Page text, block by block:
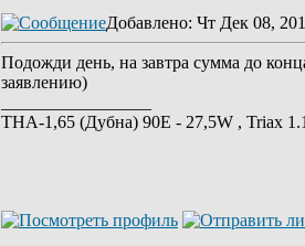
Добавлено: Чт Дек 08,
Подожди день, на завтра сумма до
заявлению)
ТНА-1,65 (Дубна) 90Е - 27,5W , Triax